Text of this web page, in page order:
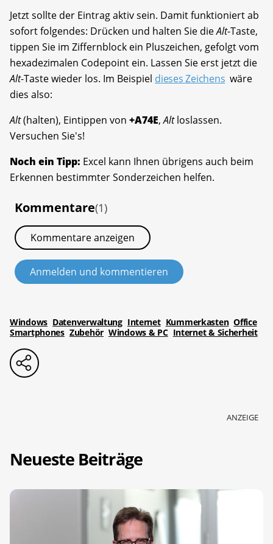
Jetzt sollte der Eintrag aktiv sein. Damit funktioniert ab
sofort folgendes: Drücken und halten Sie dieAlt-Taste,
tippen Sie im Ziffernblock ein Pluszeichen, gefolgt vom
hexadezimalen Codepoint ein. Lassen Sie erst jetzt die
Alt-Taste wieder los. Im Beispiel dieses Zeichens wäre
dies also:
Alt(halten), Eintippen von +A74E,Altloslassen.
Versuchen Sie's!
Noch ein Tipp: Excel kann Ihnen übrigens auch beim
Erkennen bestimmter Sonderzeichen helfen.
Kommentare(1)
Kommentare anzeigen
Anmelden und kommentieren
Windows Datenverwaltung Internet Kummerkasten Office
Smartphones Zubehör Windows & PC Internet & Sicherheit
ANZEIGE
Neueste Beiträge